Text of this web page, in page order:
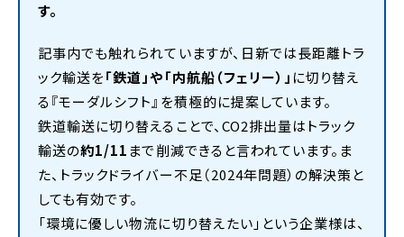
す。
記事内でも触れられていますが、日新では長距離トラ
ック輸送を「鉄道」や「内航船（フェリー）」 に切り替え
る『モーダルシフト』を積極的に提案しています。
鉄道輸送に切り替えることで、CO2排出量はトラック
輸送の約1/11 まで削減できると言われています。ま
た、トラックドライバー不足（2024年問題）の解決策と
しても有効です。
「環境に優しい物流に切り替えたい」という企業様は、